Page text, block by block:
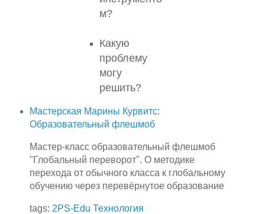
м?
Какую
проблему
могу
решить?
Мастерская Марины Курвитс:
Образовательный флешмоб
Мастер-класс образовательный флешмоб
"Глобальный переворот". О методике
перехода от обычного класса к глобальному
обучению через перевёрнутое образование
tags: 2PS-Edu Технология